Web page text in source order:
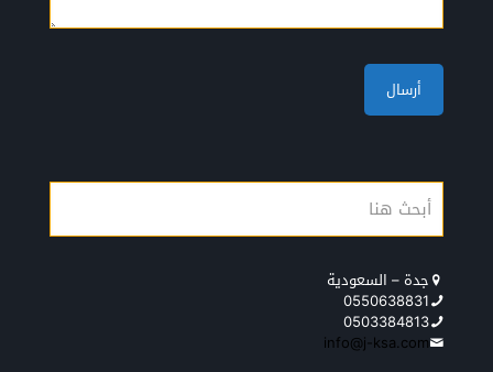
جدة – السعودية
0550638831
0503384813
info@j-ksa.com